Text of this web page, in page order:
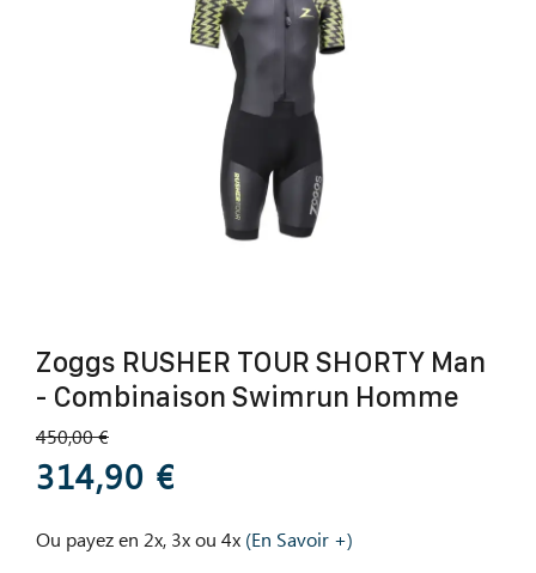
Zoggs RUSHER TOUR SHORTY Man
- Combinaison Swimrun Homme
450,00 €
314,90 €
Ou payez en 2x, 3x ou 4x(En Savoir +)